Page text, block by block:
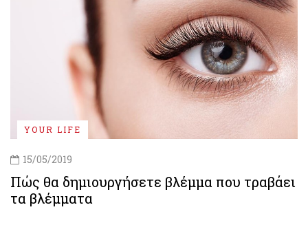
YOUR LIFE
15/05/2019
Πώς θα δημιουργήσετε βλέμμα που τραβάει
τα βλέμματα